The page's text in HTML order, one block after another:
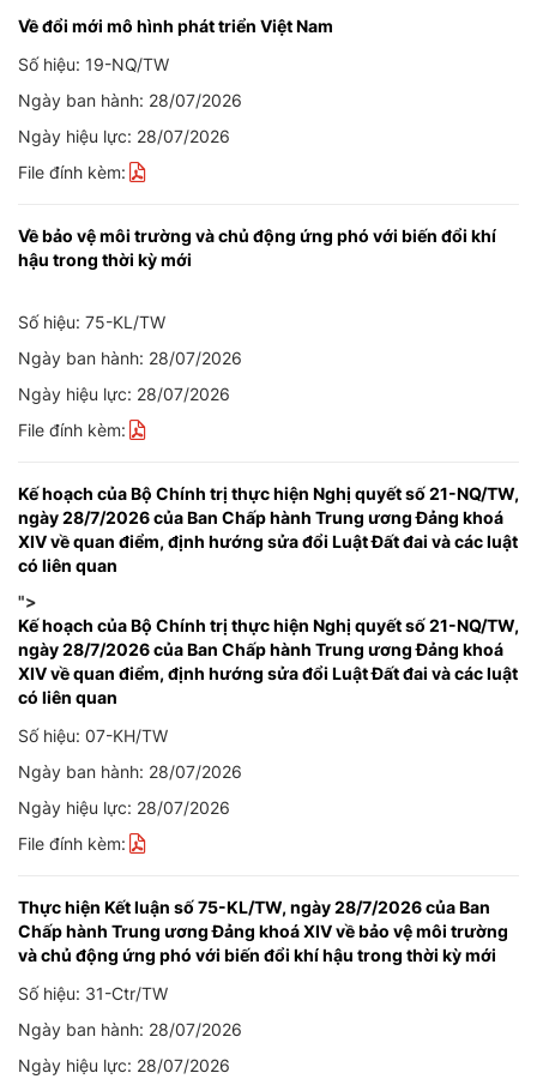
Về đổi mới mô hình phát triển Việt Nam
Số hiệu: 19-NQ/TW
Ngày ban hành: 28/07/2026
Ngày hiệu lực: 28/07/2026
File đính kèm:
Về bảo vệ môi trường và chủ động ứng phó với biến đổi khí
hậu trong thời kỳ mới
Số hiệu: 75-KL/TW
Ngày ban hành: 28/07/2026
Ngày hiệu lực: 28/07/2026
File đính kèm:
Kế hoạch của Bộ Chính trị thực hiện Nghị quyết số 21-NQ/TW,
ngày 28/7/2026 của Ban Chấp hành Trung ương Đảng khoá
XIV về quan điểm, định hướng sửa đổi Luật Đất đai và các luật
có liên quan
">
Kế hoạch của Bộ Chính trị thực hiện Nghị quyết số 21-NQ/TW,
ngày 28/7/2026 của Ban Chấp hành Trung ương Đảng khoá
XIV về quan điểm, định hướng sửa đổi Luật Đất đai và các luật
có liên quan
Số hiệu: 07-KH/TW
Ngày ban hành: 28/07/2026
Ngày hiệu lực: 28/07/2026
File đính kèm:
Thực hiện Kết luận số 75-KL/TW, ngày 28/7/2026 của Ban
Chấp hành Trung ương Đảng khoá XIV về bảo vệ môi trường
và chủ động ứng phó với biến đổi khí hậu trong thời kỳ mới
Số hiệu: 31-Ctr/TW
Ngày ban hành: 28/07/2026
Ngày hiệu lực: 28/07/2026